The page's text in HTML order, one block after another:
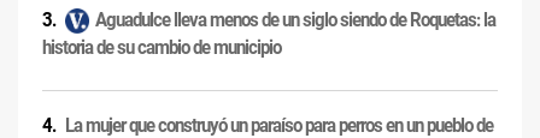
Aguadulce lleva menos de un siglo siendo de Roquetas: la
historia de su cambio de municipio
La mujer que construyó un paraíso para perros en un pueblo de